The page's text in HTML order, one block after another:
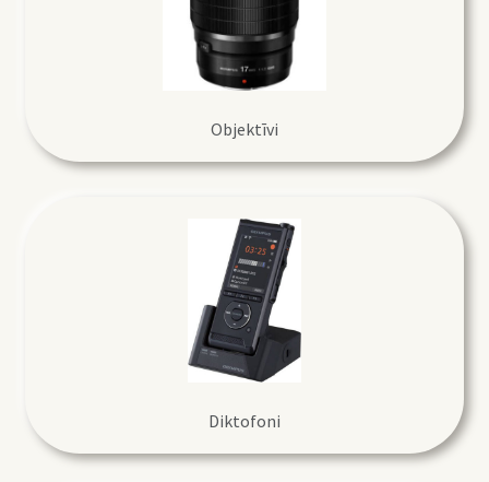
Objektīvi
Diktofoni